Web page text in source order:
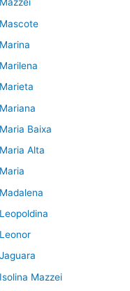
Baixa
Alta
Mazzei